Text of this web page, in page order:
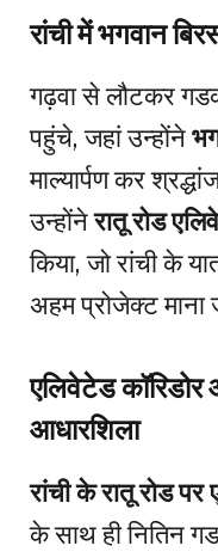
रांची में भगवान
गढ़वा से लौटकर
पहुंचे, जहां उन्होंने
माल्यार्पण कर
उन्होंनेरातू रोड
किया, जो रांची के
अहम प्रोजेक्ट माना
एलिवेटेड
आधारशिला
रांची के रातू रोड पर
के साथ ही नितिन